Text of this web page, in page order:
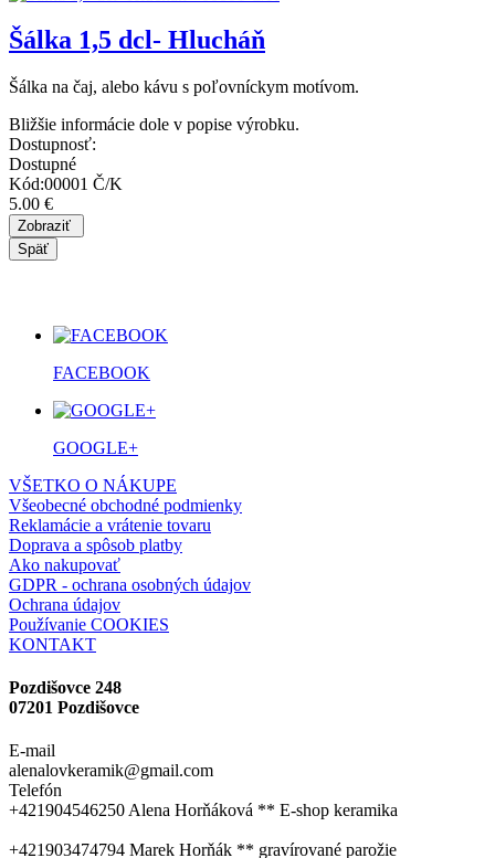
Šálka 1,5 dcl- Hlucháň
Šálka na čaj, alebo kávu s poľovníckym motívom.
Bližšie informácie dole v popise výrobku.
Dostupnosť:
Dostupné
Kód:00001 Č/K
5.00 €
FACEBOOK
GOOGLE+
VŠETKO O NÁKUPE
Všeobecné obchodné podmienky
Reklamácie a vrátenie tovaru
Doprava a spôsob platby
Ako nakupovať
GDPR - ochrana osobných údajov
Ochrana údajov
Používanie COOKIES
KONTAKT
Pozdišovce 248
07201 Pozdišovce
E-mail
alenalovkeramik@gmail.com
Telefón
+421904546250 Alena Horňáková ** E-shop keramika
+421903474794 Marek Horňák ** gravírované parožie